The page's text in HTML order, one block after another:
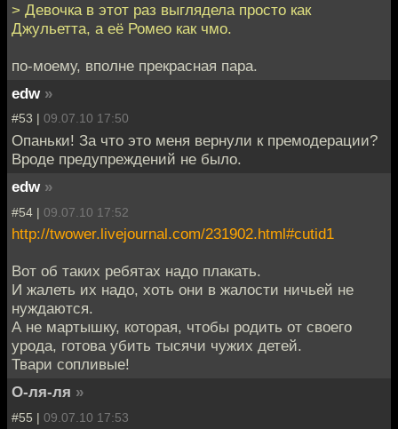
> Девочка в этот раз выглядела просто как
Джульетта, а её Ромео как чмо.
по-моему, вполне прекрасная пара.
edw »
#53 | 09.07.10 17:50
Опаньки! За что это меня вернули к премодерации?
Вроде предупреждений не было.
edw »
#54 | 09.07.10 17:52
http://twower.livejournal.com/231902.html#cutid1
Вот об таких ребятах надо плакать.
И жалеть их надо, хоть они в жалости ничьей не
нуждаются.
А не мартышку, которая, чтобы родить от своего
урода, готова убить тысячи чужих детей.
Твари сопливые!
О-ля-ля »
#55 | 09.07.10 17:53